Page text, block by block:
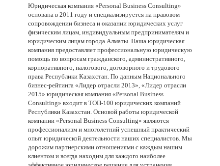
Юридическая компания «Personal Business Consulting»
основана в 2011 году и специализируется на правовом
сопровождении бизнеса и оказании юридических услуг
физическим лицам, индивидуальным предпринимателям и
юридическим лицам города Алматы. Наша юридическая
компания предоставляет профессиональную юридическую
помощь по вопросам гражданского, административного,
корпоративного, налогового, договорного и трудового
права Республики Казахстан. По данным Национального
бизнес-рейтинга «Лидер отрасли 2013», «Лидер отрасли
2015» юридическая компания «Personal Business
Consulting» входит в ТОП-100 юридических компаний
Республики Казахстан. Основой работы юридической
компании «Personal Business Consulting» являются
профессионализм и многолетний успешный практический
опыт юридической деятельности наших специалистов. Мы
дорожим партнерскими отношениями с каждым нашим
клиентом и всегда находим для каждого наиболее